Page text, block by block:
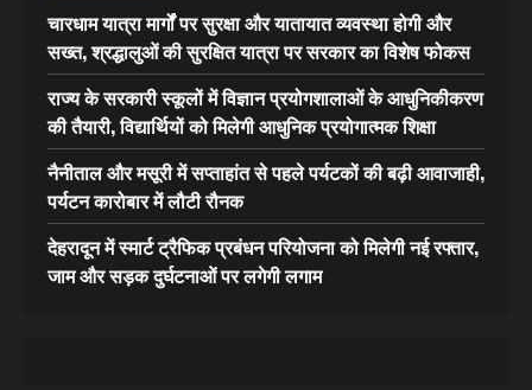
चारधाम यात्रा मार्गों पर सुरक्षा और यातायात व्यवस्था होगी और
सख्त, श्रद्धालुओं की सुरक्षित यात्रा पर सरकार का विशेष फोकस
राज्य के सरकारी स्कूलों में विज्ञान प्रयोगशालाओं के आधुनिकीकरण
की तैयारी, विद्यार्थियों को मिलेगी आधुनिक प्रयोगात्मक शिक्षा
नैनीताल और मसूरी में सप्ताहांत से पहले पर्यटकों की बढ़ी आवाजाही,
पर्यटन कारोबार में लौटी रौनक
देहरादून में स्मार्ट ट्रैफिक प्रबंधन परियोजना को मिलेगी नई रफ्तार,
जाम और सड़क दुर्घटनाओं पर लगेगी लगाम